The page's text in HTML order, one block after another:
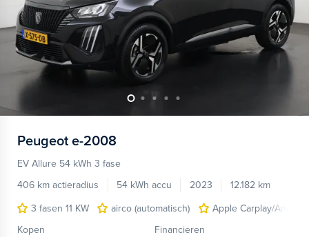
Peugeot e-2008
EV Allure 54 kWh 3 fase
406 km actieradius
54 kWh accu 2023
12.182 km
3 fasen 11 KW
airco (automatisch)
Apple Carplay/
Kopen
Financieren